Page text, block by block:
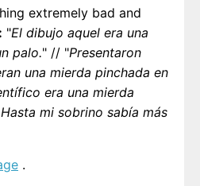
extremely bad and
"El dibujo aquel era una
palo." // "Presentaron
una mierda pinchada en
era una mierda
mi sobrino sabía más
.